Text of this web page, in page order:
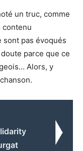
un truc, comme
contenu
sont pas évoqués
parce que ce
Alors, y